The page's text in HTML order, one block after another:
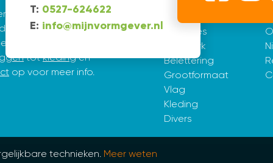
T: 0527-624622
E: info@mijnvormgever.nl
De creatieve
Vries en Erik Tijsma.
en vormgeven. Van
totkledingen
op voor meer info.
Huisstijl
Websites
Drukwerk
Belettering
Grootformaat
Vlag
Kleding
Divers
technieken. Meer weten